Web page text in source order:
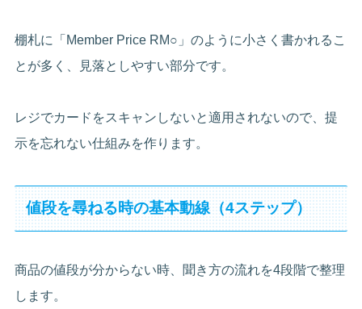
棚札に「Member Price RM○」のように小さく書かれるこ
とが多く、見落としやすい部分です。
レジでカードをスキャンしないと適用されないので、提
示を忘れない仕組みを作ります。
値段を尋ねる時の基本動線（4ステップ）
商品の値段が分からない時、聞き方の流れを4段階で整理
します。